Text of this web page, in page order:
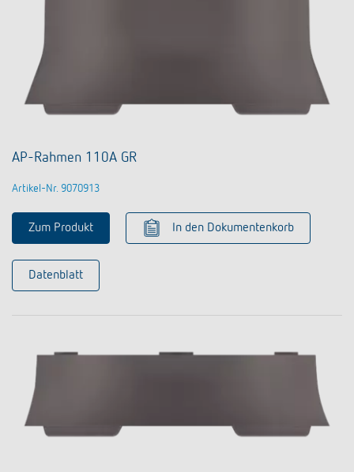
AP-Rahmen 110A GR
Artikel-Nr. 9070913
Zum Produkt In den Dokumentenkorb
Datenblatt